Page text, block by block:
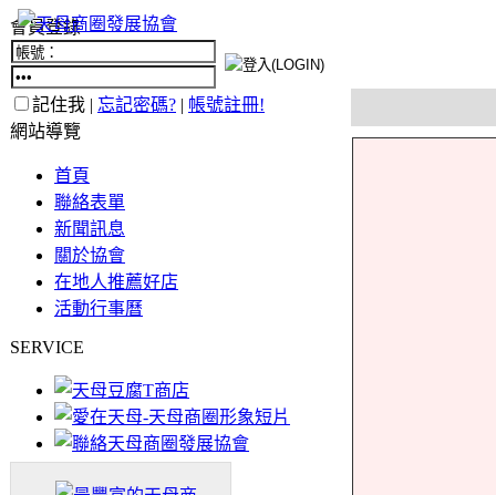
會員登錄
記住我 | 忘記密碼? | 帳號註冊!
網站導覽
首頁
聯絡表單
新聞訊息
關於協會
在地人推薦好店
活動行事曆
SERVICE